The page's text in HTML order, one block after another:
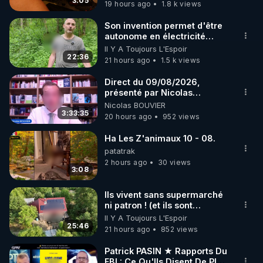
code : REGENERE10
▶ 30 jours gratuit sur l’application de méditation et
de bien-être ENVOL :
Rendez-vous sur https://www.envol.app/code
le code : REGENERE
croyance tomberait. À Caen,
où je résidais alors, je
diffusais un tract que j’avais
moi-même rédigé, intitulé:
"La vérité, enfin." L’adresse
postale de mon association y
public puisse se renseigner
davantage. Résultat: une
demande et deux lettres
d’injures pour plusieurs
En 1990, la loi Gayssot fut
promulguée. Le professeur
Faurisson me dit: "Le texte
sanctionne la contestation
‘qui ont été commis’. C’est
une aubaine pour nous, car
pour nous condamner, les
juges devront prouver que
les crimes contestés ont
conséquence, le débat
19 hours ago 1.8 k views
22:36
Son invention permet d'être
autonome en électricité
avec un simple ruisseau
Il Y A Toujours L'Espoir
21 hours ago
1.5 k views
3:33:35
Direct du 09/08/2026,
présenté par Nicolas
BOUVIER
Nicolas BOUVIER
20 hours ago
952 views
3:08
Ha Les Z'animaux 10 - 08.
patatrak
2 hours ago
30 views
25:46
Ils vivent sans supermarché
ni patron ! (et ils sont
heureux)
Il Y A Toujours L'Espoir
21 hours ago
852 views
Patrick PASIN ★ Rapports Du